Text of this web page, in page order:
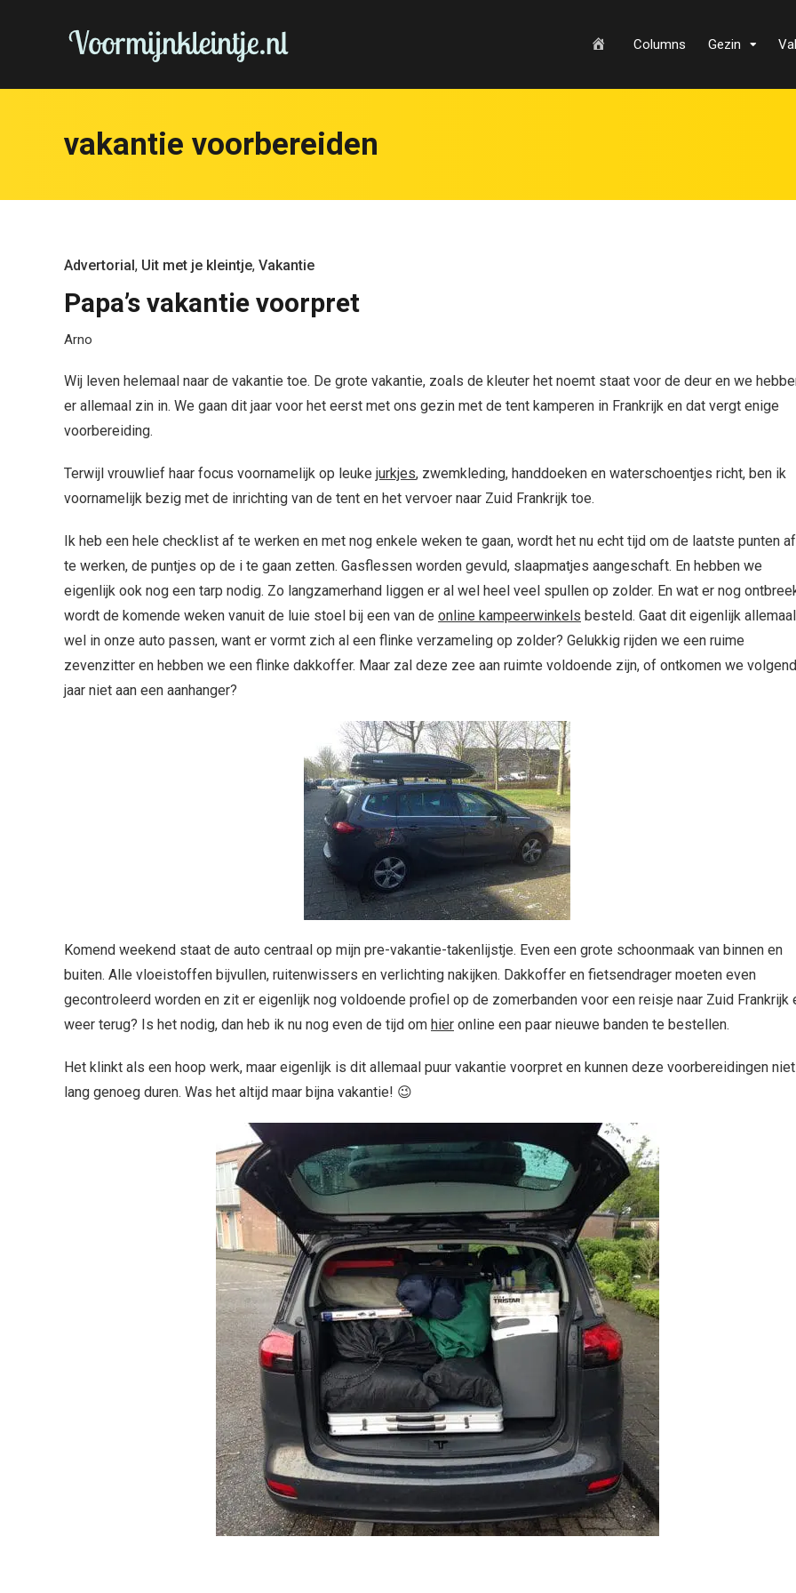
Columns Gezin
vakantie voorbereiden
Advertorial, Uit met je kleintje, Vakantie
Papa’s vakantie voorpret
Arno
Wij leven helemaal naar de vakantie toe. De grote vakantie, zoals de kleuter het noemt staat voor de deur en we
er allemaal zin in. We gaan dit jaar voor het eerst met ons gezin met de tent kamperen in Frankrijk en dat vergt enige
voorbereiding.
Terwijl vrouwlief haar focus voornamelijk op leuke jurkjes, zwemkleding, handdoeken en waterschoentjes richt, ben ik
voornamelijk bezig met de inrichting van de tent en het vervoer naar Zuid Frankrijk toe.
Ik heb een hele checklist af te werken en met nog enkele weken te gaan, wordt het nu echt tijd om de laatste punten af
te werken, de puntjes op de i te gaan zetten. Gasflessen worden gevuld, slaapmatjes aangeschaft. En hebben we
eigenlijk ook nog een tarp nodig. Zo langzamerhand liggen er al wel heel veel spullen op zolder. En wat er nog
wordt de komende weken vanuit de luie stoel bij een van de online kampeerwinkels besteld. Gaat dit eigenlijk allemaal
wel in onze auto passen, want er vormt zich al een flinke verzameling op zolder? Gelukkig rijden we een ruime
zevenzitter en hebben we een flinke dakkoffer. Maar zal deze zee aan ruimte voldoende zijn, of ontkomen we volgend
jaar niet aan een aanhanger?
Komend weekend staat de auto centraal op mijn pre-vakantie-takenlijstje. Even een grote schoonmaak van binnen en
buiten. Alle vloeistoffen bijvullen, ruitenwissers en verlichting nakijken. Dakkoffer en fietsendrager moeten even
gecontroleerd worden en zit er eigenlijk nog voldoende profiel op de zomerbanden voor een reisje naar Zuid Frankrijk
weer terug? Is het nodig, dan heb ik nu nog even de tijd om hier online een paar nieuwe banden te bestellen.
Het klinkt als een hoop werk, maar eigenlijk is dit allemaal puur vakantie voorpret en kunnen deze voorbereidingen niet
lang genoeg duren. Was het altijd maar bijna vakantie! 😉